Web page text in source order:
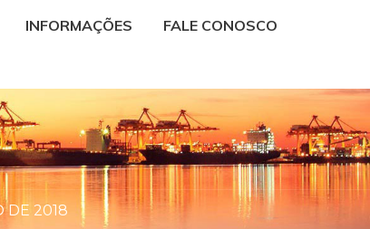
INFORMAÇÕES FALE CONOSCO
DE 2018